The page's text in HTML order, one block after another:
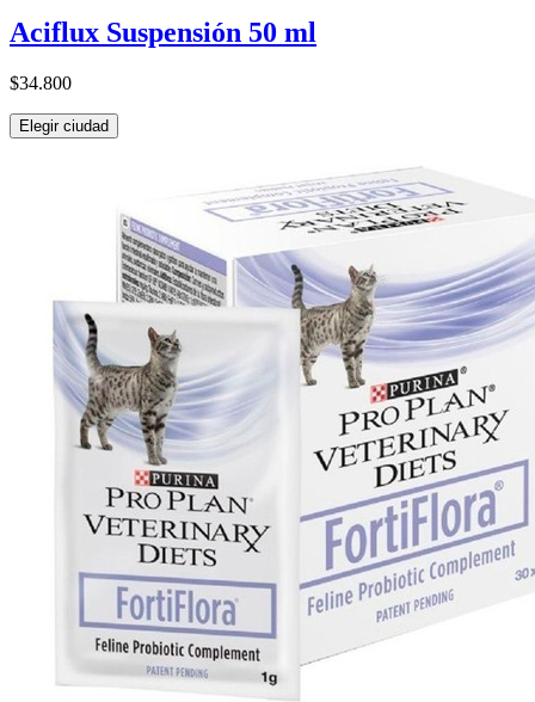
Aciflux Suspensión 50 ml
$34.800
Elegir ciudad